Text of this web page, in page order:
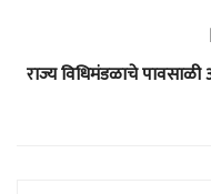
राज्य विधिमंडळाचे